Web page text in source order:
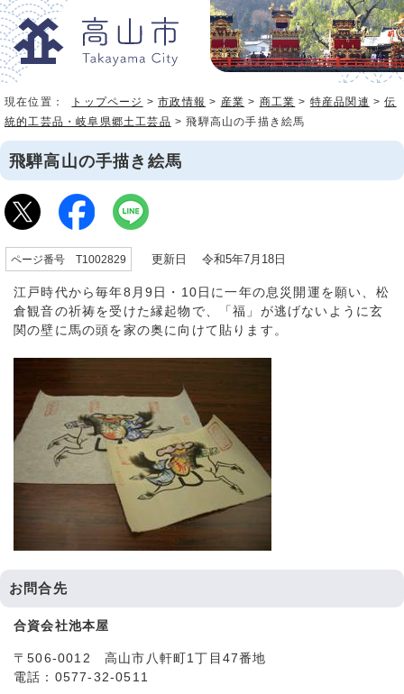
現在位置： トップページ >市政情報 > 産業 > 商工業 > 特産品関連 >伝
統的工芸品・岐阜県郷土工芸品 > 飛騨高山の手描き絵馬
飛騨高山の手描き絵馬
ページ番号 T1002829 更新日 令和5年7月18日
江戸時代から毎年8月9日・10日に一年の息災開運を願い、松
倉観音の祈祷を受けた縁起物で、「福」が逃げないように玄
関の壁に馬の頭を家の奥に向けて貼ります。
お問合先
合資会社池本屋
〒506-0012 高山市八軒町1丁目47番地
電話：0577-32-0511